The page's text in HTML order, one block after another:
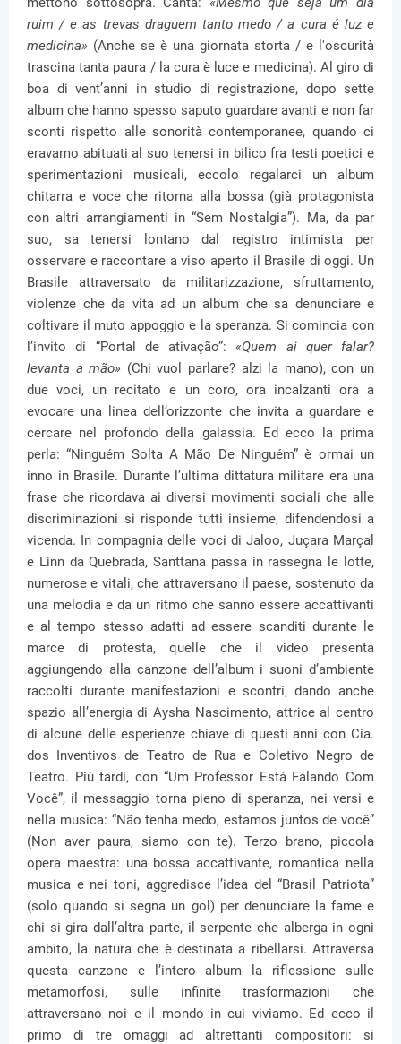
ruim / e as trevas draguem tanto medo / a cura é luz e
medicina» (Anche se è una giornata storta / e l'oscurità
trascina tanta paura / la cura è luce e medicina). Al giro di
boa di vent’anni in studio di registrazione, dopo sette
album che hanno spesso saputo guardare avanti e non far
sconti rispetto alle sonorità contemporanee, quando ci
eravamo abituati al suo tenersi in bilico fra testi poetici e
sperimentazioni musicali, eccolo regalarci un album
chitarra e voce che ritorna alla bossa (già protagonista
con altri arrangiamenti in “Sem Nostalgia”). Ma, da par
suo, sa tenersi lontano dal registro intimista per
osservare e raccontare a viso aperto il Brasile di oggi. Un
Brasile attraversato da militarizzazione, sfruttamento,
violenze che da vita ad un album che sa denunciare e
coltivare il muto appoggio e la speranza. Si comincia con
l’invito di “Portal de ativação”:«Quem ai quer falar?
levanta a mão» (Chi vuol parlare? alzi la mano), con un
due voci, un recitato e un coro, ora incalzanti ora a
evocare una linea dell’orizzonte che invita a guardare e
cercare nel profondo della galassia. Ed ecco la prima
perla: “Ninguém Solta A Mão De Ninguém” è ormai un
inno in Brasile. Durante l’ultima dittatura militare era una
frase che ricordava ai diversi movimenti sociali che alle
discriminazioni si risponde tutti insieme, difendendosi a
vicenda. In compagnia delle voci di Jaloo, Juçara Marçal
e Linn da Quebrada, Santtana passa in rassegna le lotte,
numerose e vitali, che attraversano il paese, sostenuto da
una melodia e da un ritmo che sanno essere accattivanti
e al tempo stesso adatti ad essere scanditi durante le
marce di protesta, quelle che il video presenta
aggiungendo alla canzone dell’album i suoni d’ambiente
raccolti durante manifestazioni e scontri, dando anche
spazio all’energia di Aysha Nascimento, attrice al centro
di alcune delle esperienze chiave di questi anni con Cia.
dos Inventivos de Teatro de Rua e Coletivo Negro de
Teatro. Più tardi, con “Um Professor Está Falando Com
Você”, il messaggio torna pieno di speranza, nei versi e
nella musica: “Não tenha medo, estamos juntos de você”
(Non aver paura, siamo con te). Terzo brano, piccola
opera maestra: una bossa accattivante, romantica nella
musica e nei toni, aggredisce l’idea del “Brasil Patriota”
(solo quando si segna un gol) per denunciare la fame e
chi si gira dall’altra parte, il serpente che alberga in ogni
ambito, la natura che è destinata a ribellarsi. Attraversa
questa canzone e l’intero album la riflessione sulle
metamorfosi, sulle infinite trasformazioni che
attraversano noi e il mondo in cui viviamo. Ed ecco il
primo di tre omaggi ad altrettanti compositori: si